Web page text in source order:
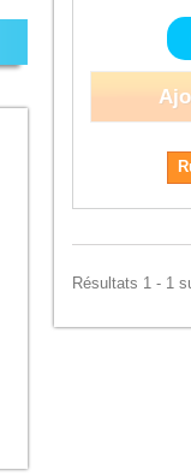
Résultats 1 - 1